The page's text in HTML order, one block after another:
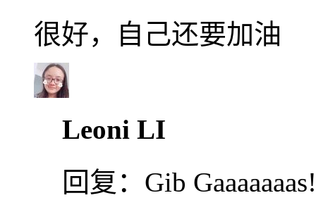
很好，自己还要加油
Leoni LI
回复： Gib